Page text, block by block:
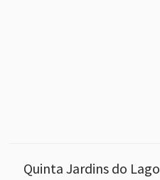
Quinta Jardins do Lago